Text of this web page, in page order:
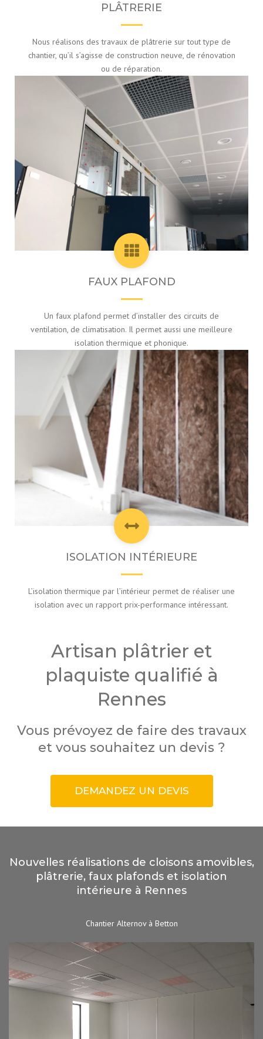
PLÂTRERIE
Nous réalisons des travaux de plâtrerie sur tout type de
chantier, qu’il s’agisse de construction neuve, de rénovation
ou de réparation.
FAUX PLAFOND
Un faux plafond permet d’installer des circuits de
ventilation, de climatisation. Il permet aussi une meilleure
isolation thermique et phonique.
ISOLATION INTÉRIEURE
L’isolation thermique par l’intérieur permet de réaliser une
isolation avec un rapport prix-performance intéressant.
Artisan plâtrier et
plaquiste qualifié à
Rennes
Vous prévoyez de faire des travaux
et vous souhaitez un devis ?
DEMANDEZ UN DEVIS
Nouvelles réalisations de cloisons amovibles,
plâtrerie, faux plafonds et isolation
intérieure à Rennes
Chantier Alternov à Betton